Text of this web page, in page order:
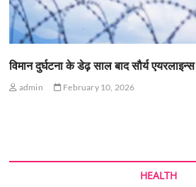
विमान दुर्घटना के डेढ़ साल बाद सौर्य
admin February 10, 2026
HEALTH